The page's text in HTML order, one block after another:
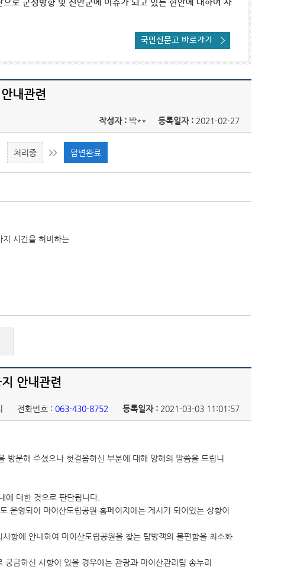
로 군정방향 및 진안군에 이슈가 되고 있는 현안에 대하여 자
국민신문고 바로가기
내관련
작성자 : 박** 등록일자 : 2021-02-27
처리중 답변완료
지 시간을 허비하는
안내관련
전화번호 : 063-430-8752 등록일자 : 2021-03-03 11:01:57
방문해 주셨으나 헛걸음하신 부분에 대해 양해의 말씀을 드립니
에 대한 것으로 판단됩니다.
운영되어 마이산도립공원 홈페이지에는 게시가 되어있는 상황이
항에 안내하여 마이산도립공원을 찾는 탐방객의 불편함을 최소화
금하신 사항이 있을 경우에는 관광과 마이산관리팀 송누리